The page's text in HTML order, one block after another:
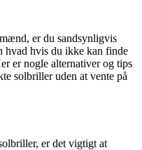
er du sandsynligvis
hvad hvis du ikke kan finde
er nogle alternativer og tips
solbriller uden at vente på
er det vigtigt at